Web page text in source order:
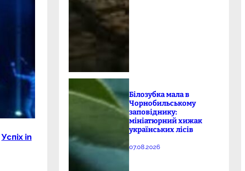
Успіх in
Білозубка мала в
Чорнобильському
заповіднику:
мініатюрний хижак
українських лісів
07.08.2026